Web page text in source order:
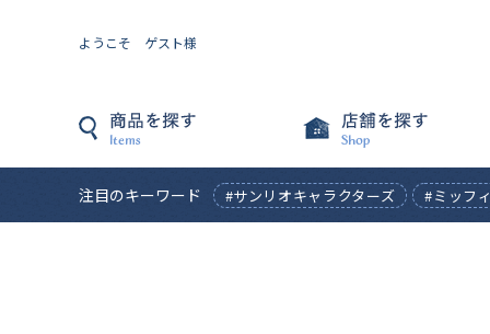
ようこそ ゲスト様
注目のキーワード #サンリオキャラクターズ #ミッフ